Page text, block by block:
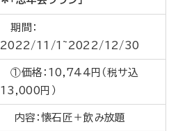
期間：
2022/11/1~2022/12/30
①価格：10,744円（税サ込
13,000円）
内容：懐石匠＋飲み放題